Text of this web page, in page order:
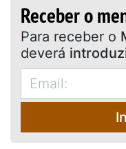
Receber o
Para receber o
deverá